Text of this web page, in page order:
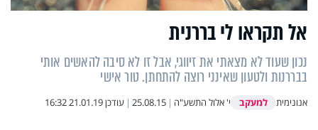
אל תקראו לי בררנית
נכון שעוד לא מצאתי את זיווגי, אבל זו לא סיבה להאשים אותי
בבררנות ולטעון שאינני רוצה להתחתן. טור אישי
אנונימית למעקב י' אלול התשע"ה |
25.08.15
| עודכן21.01.19 16:32